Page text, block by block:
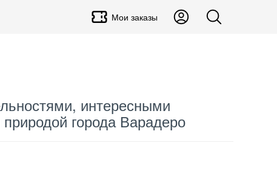
Мои заказы
интересными
города Варадеро